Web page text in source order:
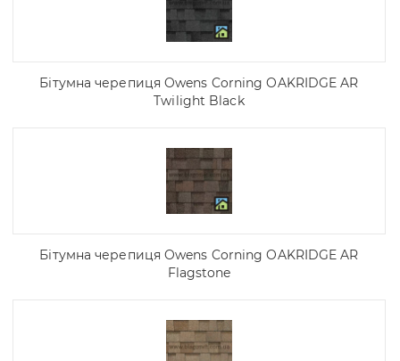
Бітумна черепиця Owens Corning OAKRIDGE AR
Twilight Black
Бітумна черепиця Owens Corning OAKRIDGE AR
Flagstone